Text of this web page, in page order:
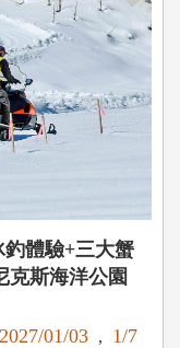
體驗+三大蟹
克斯海洋公園
2027/01/03 , 1/7